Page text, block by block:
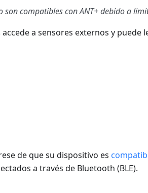
son compatibles con ANT+ debido a
accede a sensores externos y puede
de que su dispositivo es
a través de Bluetooth (BLE).